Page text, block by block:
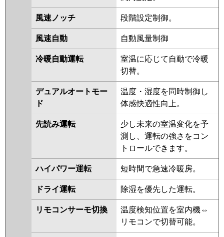
PCZ-ZRMP40KL2 PCZ-
PCZ-ZRMP40KZ
PCZ-ZRMP40KLZ PCZ-
ZRMP40KY PCZ-ZRMP40KLY
PCZ-ZRMP40KV PCZ-
ZRMP40KLV PCZ-ZRMP40KR
RPC-GP40RGH7 RPC-GP40RGH6
RPC-GP40RGH5 RPC-GP40RGH4
RPC-GP40RGH3
RPC-AP40GH7
RPC-GP40RGH2 RPC-AP40GH6
RPC-GP40RGH1
FDEZ405HA5SA
FDEZ405H5SA
FDEZ405H5S
パナソニック PA-P40T7GNBX PA-P40T7GB
PA-P40T7GNB PA-P40T7G PA-
PA-P40T6GNB PA-
P40T6GB PA-P40T6GA PA-
風速ノッチ 段階設定制御。
風速自動 自動風量制御
冷暖自動運転
室温に応じて自動で冷暖
切替。
デュアルオートモー
ド
温度・湿度を同時制御し
体感快適性向上。
先読み運転
少し未来の室温変化を予
測し、運転の強さをコン
トロールできます。
ハイパワー運転 短時間で急速冷暖房。
ドライ運転 除湿を優先した運転。
リモコンサーモ切換
温度検知位置を室内機⇔
リモコンで切替可能。